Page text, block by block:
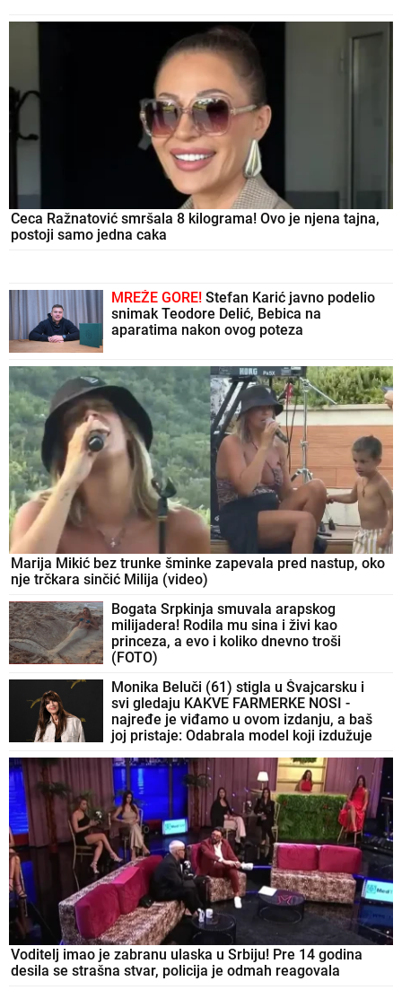
Ceca Ražnatović smršala 8 kilograma! Ovo je njena tajna,
postoji samo jedna caka
MREŽE GORE! Stefan Karić javno podelio
snimak Teodore Delić, Bebica na
aparatima nakon ovog poteza
Marija Mikić bez trunke šminke zapevala pred nastup, oko
nje trčkara sinčić Milija (video)
Bogata Srpkinja smuvala arapskog
milijadera! Rodila mu sina i živi kao
princeza, a evo i koliko dnevno troši
(FOTO)
Monika Beluči (61) stigla u Švajcarsku i
svi gledaju KAKVE FARMERKE NOSI -
najređe je viđamo u ovom izdanju, a baš
joj pristaje: Odabrala model koji izdužuje
stilu
Voditelj imao je zabranu ulaska u Srbiju! Pre 14 godina
desila se strašna stvar, policija je odmah reagovala